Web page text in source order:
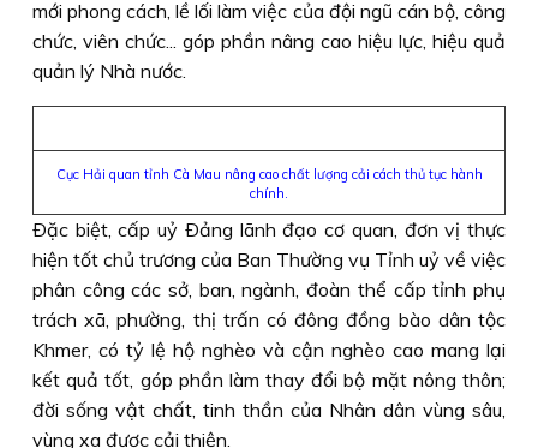
mới phong cách, lề lối làm việc của đội ngũ cán bộ, công
chức, viên chức... góp phần nâng cao hiệu lực, hiệu quả
quản lý Nhà nước.
Cục Hải quan tỉnh Cà Mau nâng cao chất lượng cải cách thủ tục hành
chính.
Ðặc biệt, cấp uỷ Ðảng lãnh đạo cơ quan, đơn vị thực
hiện tốt chủ trương của Ban Thường vụ Tỉnh uỷ về việc
phân công các sở, ban, ngành, đoàn thể cấp tỉnh phụ
trách xã, phường, thị trấn có đông đồng bào dân tộc
Khmer, có tỷ lệ hộ nghèo và cận nghèo cao mang lại
kết quả tốt, góp phần làm thay đổi bộ mặt nông thôn;
đời sống vật chất, tinh thần của Nhân dân vùng sâu,
vùng xa được cải thiện.